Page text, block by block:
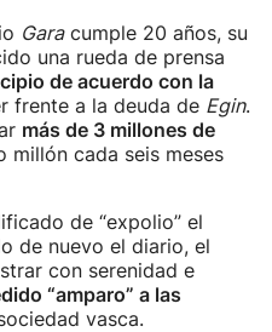
Garacumple 20 años, su
una rueda de prensa
de acuerdo con la
frente a la deuda de Egin.
más de 3 millones de
millón cada seis meses
de “expolio” el
de nuevo el diario, el
con serenidad e
“amparo” a las
vasca.